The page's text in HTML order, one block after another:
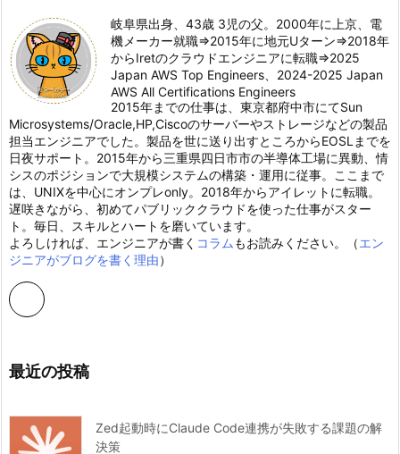
岐阜県出身、43歳 3児の父。2000年に上京、電
機メーカー就職⇒2015年に地元Uターン⇒2018年
からIretのクラウドエンジニアに転職⇒2025
Japan AWS Top Engineers、2024-2025 Japan
AWS All Certifications Engineers
2015年までの仕事は、東京都府中市にてSun
Microsystems/Oracle,HP,Ciscoのサーバーやストレージなどの製品
担当エンジニアでした。製品を世に送り出すところからEOSLまでを
日夜サポート。2015年から三重県四日市市の半導体工場に異動、情
シスのポジションで大規模システムの構築・運用に従事。ここまで
は、UNIXを中心にオンプレonly。2018年からアイレットに転職。
遅咲きながら、初めてパブリッククラウドを使った仕事がスター
ト。毎日、スキルとハートを磨いています。
よろしければ、エンジニアが書く コラムもお読みください。（エン
ジニアがブログを書く理由）
最近の投稿
Zed起動時にClaude Code連携が失敗する課題の解
決策